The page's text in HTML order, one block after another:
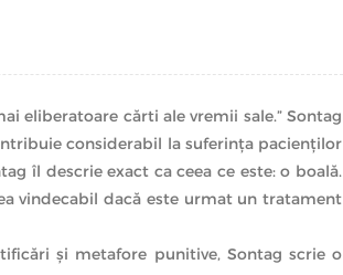
eliberatoare cărti ale vremii sale.” Sontag
considerabil la suferinţa pacienţilor
îl descrie exact ca ceea ce este: o boală.
vindecabil dacă este urmat un tratament
şi metafore punitive, Sontag scrie o